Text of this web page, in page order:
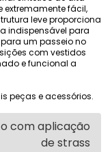
fácil,
leve proporciona
indispensável para
um passeio no
com vestidos
e funcional a
peças e acessórios.
com aplicação
de strass